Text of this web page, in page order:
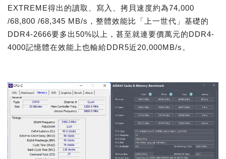
EXTREME得出的讀取、寫入、拷貝速度約為74,000
/68,800 /68,345 MB/s，整體效能比「上一世代」基礎的
DDR4-2666要多出50%以上，甚至就連要價萬元的DDR4-
4000記憶體在效能上也輸給DDR5近20,000MB/s。